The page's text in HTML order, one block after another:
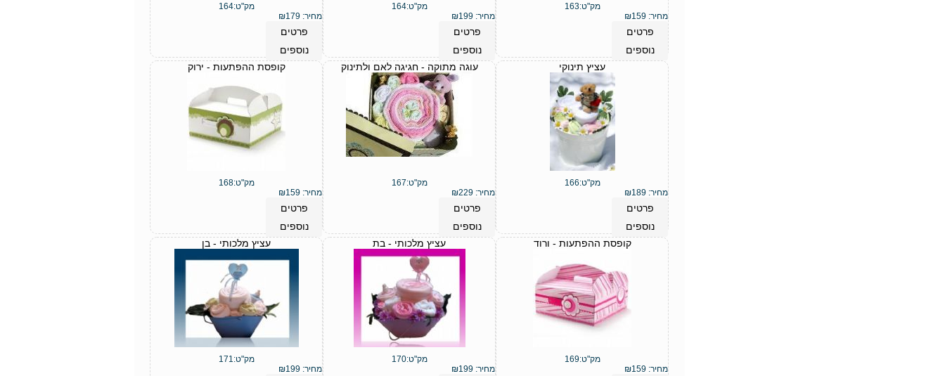
מק"ט:163
מחיר:
₪159
פרטים
נוספים
מק"ט:164
מחיר:
₪199
פרטים
נוספים
מק"ט:164
מחיר:
₪179
פרטים
נוספים
עציץ תינוקי
מק"ט:166
מחיר:
₪189
פרטים
נוספים
עוגה מתוקה - חגיגה לאם ולתינוק
מק"ט:167
מחיר:
₪229
פרטים
נוספים
קופסת ההפתעות - ירוק
מק"ט:168
מחיר:
₪159
פרטים
נוספים
קופסת ההפתעות - ורוד
מק"ט:169
מחיר:
₪159
עציץ מלכותי - בת
מק"ט:170
מחיר:
₪199
עציץ מלכותי - בן
מק"ט:171
מחיר:
₪199